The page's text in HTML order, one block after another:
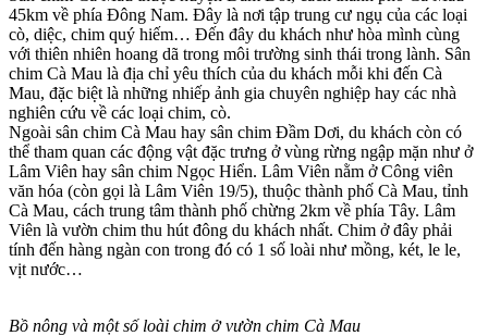
45km về phía Đông Nam. Đây là nơi tập trung cư ngụ của các loại
cò, diệc, chim quý hiếm… Đến đây du khách như hòa mình cùng
với thiên nhiên hoang dã trong môi trường sinh thái trong lành. Sân
chim Cà Mau là địa chỉ yêu thích của du khách mỗi khi đến Cà
Mau, đặc biệt là những nhiếp ảnh gia chuyên nghiệp hay các nhà
nghiên cứu về các loại chim, cò.
Ngoài sân chim Cà Mau hay sân chim Đầm Dơi, du khách còn có
thể tham quan các động vật đặc trưng ở vùng rừng ngập mặn như ở
Lâm Viên hay sân chim Ngọc Hiển. Lâm Viên nằm ở Công viên
văn hóa (còn gọi là Lâm Viên 19/5), thuộc thành phố Cà Mau, tỉnh
Cà Mau, cách trung tâm thành phố chừng 2km về phía Tây. Lâm
Viên là vườn chim thu hút đông du khách nhất. Chim ở đây phải
tính đến hàng ngàn con trong đó có 1 số loài như mồng, két, le le,
vịt nước…
Bồ nông và một số loài chim ở vườn chim Cà Mau